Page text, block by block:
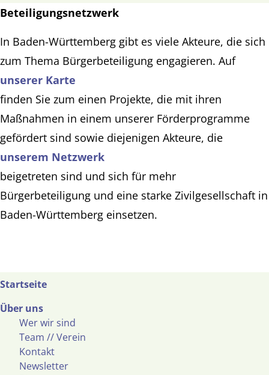
Beteiligungsnetzwerk
In Baden-Württemberg gibt es viele Akteure, die sich
zum Thema Bürgerbeteiligung engagieren. Auf
unserer Karte
finden Sie zum einen Projekte, die mit ihren
Maßnahmen in einem unserer Förderprogramme
gefördert sind sowie diejenigen Akteure, die
unserem Netzwerk
beigetreten sind und sich für mehr
Bürgerbeteiligung und eine starke Zivilgesellschaft in
Baden-Württemberg einsetzen.
Startseite
Über uns
Wer wir sind
Team // Verein
Kontakt
Newsletter